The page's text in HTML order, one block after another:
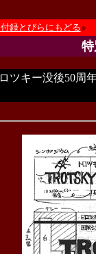
録とびらにもどる●
ロツキー没後50周